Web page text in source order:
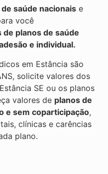
saúde nacionaise
você
planos de saúde
e individual.
em Estância são
solicite valores dos
SE ou os planos
valores de planos de
e sem coparticipação,
clínicas e carências
plano.